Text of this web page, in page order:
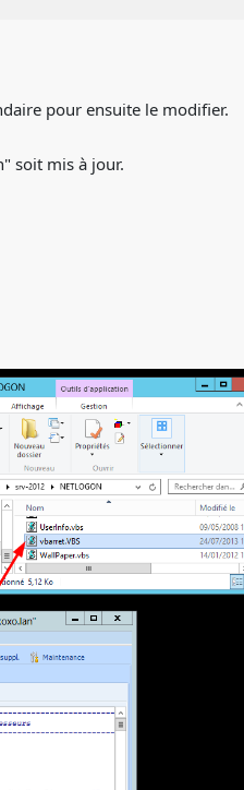
pour ensuite le modifier.
soit mis à jour.